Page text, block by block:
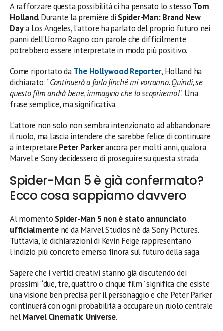
A rafforzare questa possibilità ci ha pensato lo stesso Tom
Holland. Durante la première di Spider-Man: Brand New
Daya Los Angeles, l’attore ha parlato del proprio futuro nei
panni dell’Uomo Ragno con parole che difficilmente
potrebbero essere interpretate in modo più positivo.
Come riportato daThe Hollywood Reporter, Holland ha
dichiarato: “Continuerò a farlo finché mi vorranno. Quindi, se
questo film andrà bene, immagino che lo scopriremo!“. Una
frase semplice, ma significativa.
L’attore non solo non sembra intenzionato ad abbandonare
il ruolo, ma lascia intendere che sarebbe felice di continuare
a interpretare Peter Parkerancora per molti anni, qualora
Marvel e Sony decidessero di proseguire su questa strada.
Spider-Man 5 è già confermato?
Ecco cosa sappiamo davvero
Al momento Spider-Man 5 non è stato annunciato
ufficialmentené da Marvel Studios né da Sony Pictures.
Tuttavia, le dichiarazioni di Kevin Feige rappresentano
l’indizio più concreto emerso finora sul futuro della saga.
Sapere che i vertici creativi stanno già discutendo dei
prossimi “due, tre, quattro o cinque film” significa che esiste
una visione ben precisa per il personaggio e che Peter Parker
continuerà con ogni probabilità a occupare un ruolo centrale
nelMarvel Cinematic Universe.